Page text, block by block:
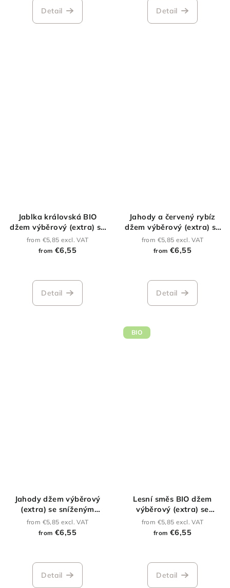
Detail Detail
Jablka královská BIO
džem výběrový (extra) se
sníženým obsahem cukru
from €5,85 excl. VAT
from €6,55
Detail
Jahody a červený rybíz
džem výběrový (extra) se
sníženým obsahem cukru
from €5,85 excl. VAT
from €6,55
Detail
Jahody džem výběrový
(extra) se sníženým
obsahem cukru
from €5,85 excl. VAT
from €6,55
Detail
BIO
Lesní směs BIO džem
výběrový (extra) se
sníženým obsahem cukru
from €5,85 excl. VAT
from €6,55
Detail